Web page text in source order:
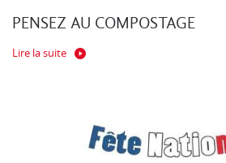
PENSEZ AU COMPOSTAGE
Lire la suite